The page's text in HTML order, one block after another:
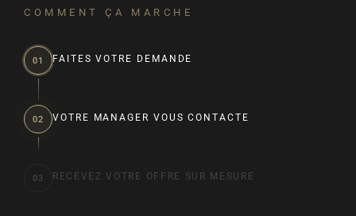
COMMENT ÇA MARCHE
01 FAITES VOTRE DEMANDE
02 VOTRE MANAGER VOUS CONTACTE
03 RECEVEZ VOTRE OFFRE SUR MESURE